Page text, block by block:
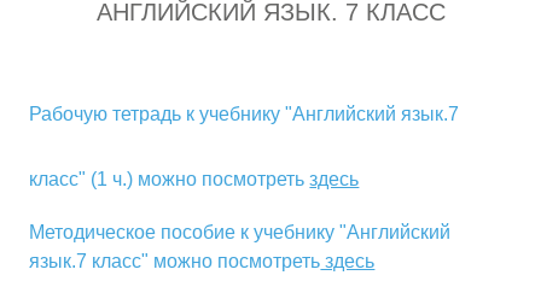
АНГЛИЙСКИЙ ЯЗЫК. 7 КЛАСС
Рабочую тетрадь к учебнику "Английский язык.7
класс" (1 ч.) можно посмотретьздесь
Методическое пособие к учебнику "Английский
язык.7 класс" можно посмотреть здесь